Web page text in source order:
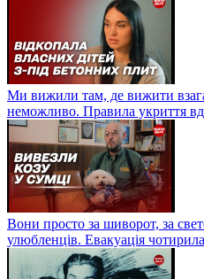
Ми вижили там, де вижити
неможливо. Правила укриття
Вони просто за шиворот, за
улюбленців. Евакуація